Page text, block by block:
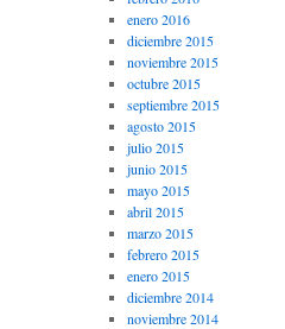
enero 2016
diciembre 2015
noviembre 2015
octubre 2015
septiembre 2015
agosto 2015
julio 2015
junio 2015
mayo 2015
abril 2015
marzo 2015
febrero 2015
enero 2015
diciembre 2014
noviembre 2014